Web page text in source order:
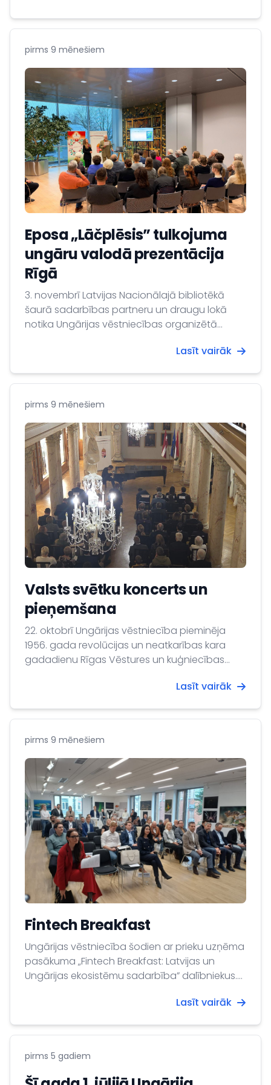
pirms 9 mēnešiem
Eposa „Lāčplēsis” tulkojuma
ungāru valodā prezentācija
Rīgā
3. novembrī Latvijas Nacionālajā bibliotēkā
šaurā sadarbības partneru un draugu lokā
notika Ungārijas vēstniecības organizētā
gadam sarakstītā eposa "Lāčplēsis" (ungāru
prezentācija, kurai sekoja tulkotāja, lingvista,
Pustai (János Pusztai) lekcija.
Lasīt vairāk
pirms 9 mēnešiem
Valsts svētku koncerts un
pieņemšana
22. oktobrī Ungārijas vēstniecība pieminēja
1956. gada revolūcijas un neatkarības kara
gadadienu Rīgas Vēstures un kuģniecības
Lasīt vairāk
pirms 9 mēnešiem
Fintech Breakfast
Ungārijas vēstniecība šodien ar prieku uzņēma
pasākuma „Fintech Breakfast: Latvijas un
Ungārijas ekosistēmu sadarbība” dalībniekus.
Fintech Latvija asociāciju ar savstarpējā
piedalījās seši Ungārijas uzņēmumi, kas Fintech
savu darbību.
Lasīt vairāk
pirms 5 gadiem